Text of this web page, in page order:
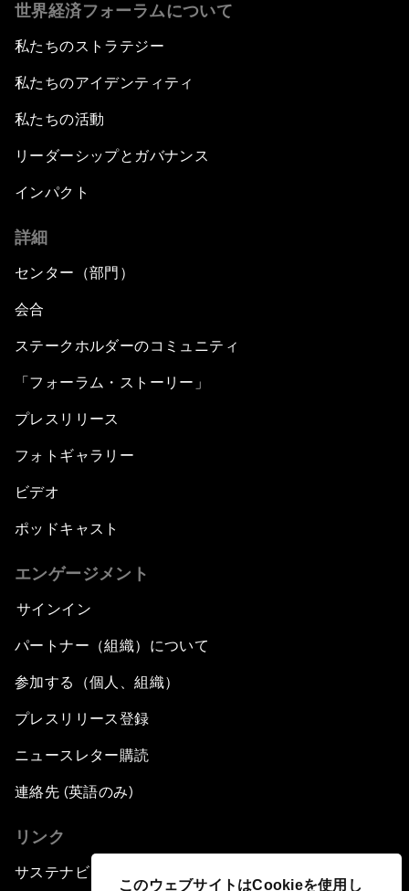
このウェブサイトはCookieを使用し
世界経済フォーラムについて
私たちのストラテジー
私たちのアイデンティティ
私たちの活動
リーダーシップとガバナンス
インパクト
詳細
センター（部門）
会合
ステークホルダーのコミュニティ
「フォーラム・ストーリー」
プレスリリース
フォトギャラリー
ビデオ
ポッドキャスト
エンゲージメント
サインイン
パートナー（組織）について
参加する（個人、組織）
プレスリリース登録
ニュースレター購読
連絡先 (英語のみ)
リンク
サステナビリティへの取り組み